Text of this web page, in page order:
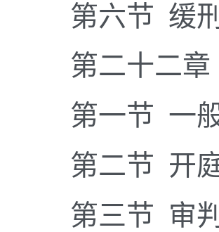
第六节 缓
第二十二章
第一节 一
第二节 开
第三节 审判